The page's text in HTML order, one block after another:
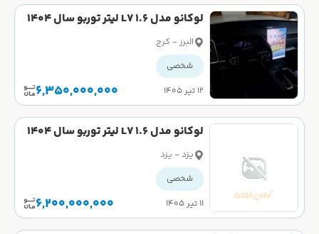
لوکانو مدل L7 1.6 لیتر توربو سال 1404
کارکرده
البرز - کرج
شخصی
۱۲ تیر ۱۴۰۵
6,350,000,000
لوکانو مدل L7 1.6 لیتر توربو سال 1404
صفریزد - یزد
شخصی
۱۱ تیر ۱۴۰۵
6,200,000,000